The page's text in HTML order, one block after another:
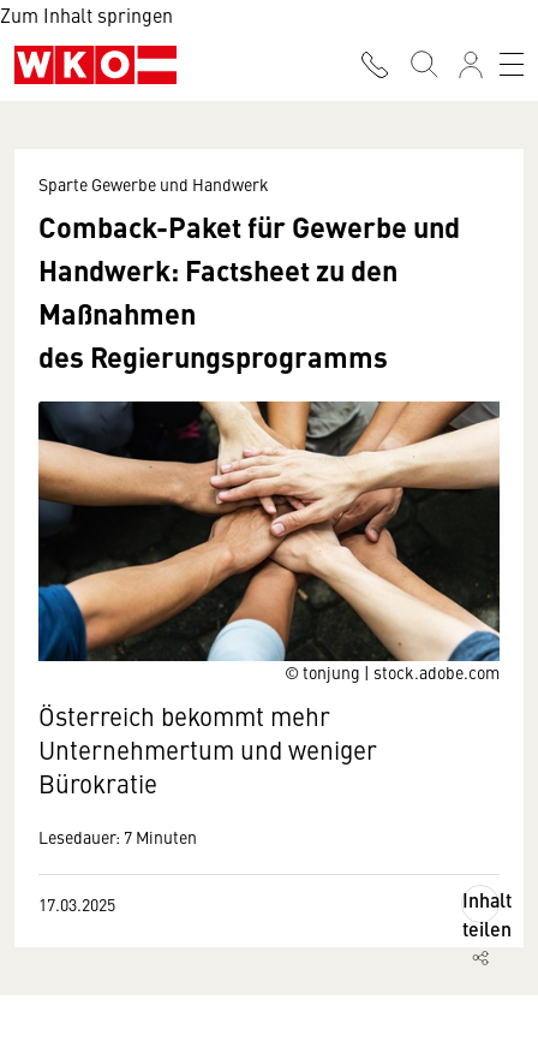
Zum Inhalt springen
© tonjung | stock.adobe.com
Sparte Gewerbe und Handwerk
Comback-Paket für Gewerbe und
Handwerk: Factsheet zu den
Maßnahmen
des Regierungsprogramms
Österreich bekommt mehr
Unternehmertum und weniger
Bürokratie
Lesedauer: 7 Minuten
17.03.2025
Inhalt
teilen